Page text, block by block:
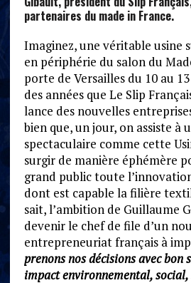
partenaires du made in France.
Imaginez, une véritable usine
en périphérie du salon du
porte de Versailles du 10 au
des années que Le Slip
lance des nouvelles
bien que, un jour, on assiste à
spectaculaire comme cette
surgir de manière éphémère
grand public toute
dont est capable la filière
sait, l’ambition de Guillaume
devenir le chef de file d’un
entrepreneuriat français à
prenons nos décisions avec bon
impact environnemental,